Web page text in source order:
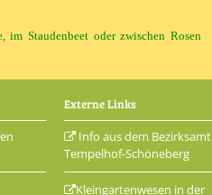
im Staudenbeet oder zwischen Rosen
Externe Links
Info aus dem Bezirksamt
Tempelhof-Schöneberg
Kleingartenwesen in der